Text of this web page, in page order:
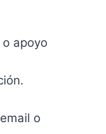
apoyo
o